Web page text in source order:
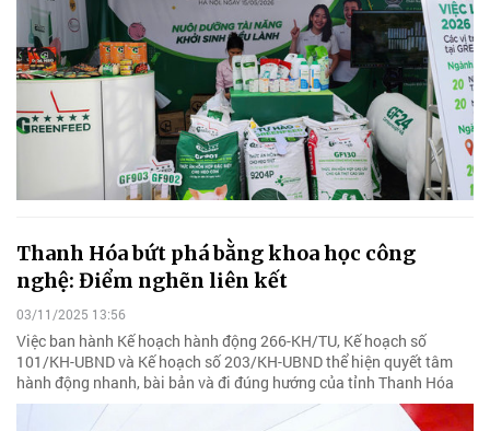
Thanh Hóa bứt phá bằng khoa học công
nghệ: Điểm nghẽn liên kết
03/11/2025 13:56
Việc ban hành Kế hoạch hành động 266-KH/TU, Kế hoạch số
101/KH-UBND và Kế hoạch số 203/KH-UBND thể hiện quyết tâm
hành động nhanh, bài bản và đi đúng hướng của tỉnh Thanh Hóa